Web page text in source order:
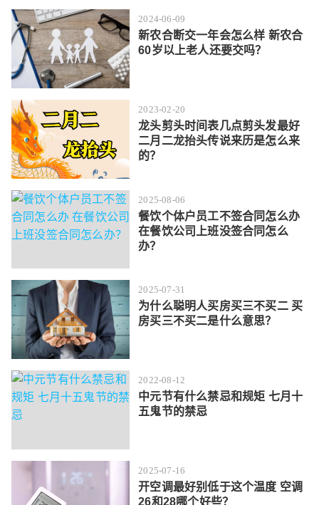
2024-06-09
新农合断交一年会怎么样 新农合
60岁以上老人还要交吗？
2023-02-20
龙头剪头时间表几点剪头发最好
二月二龙抬头传说来历是怎么来
的？
2025-08-06
餐饮个体户员工不签合同怎么办
在餐饮公司上班没签合同怎么
办？
2025-07-31
为什么聪明人买房买三不买二 买
房买三不买二是什么意思？
2022-08-12
中元节有什么禁忌和规矩 七月十
五鬼节的禁忌
2025-07-16
开空调最好别低于这个温度 空调
26和28哪个好些？